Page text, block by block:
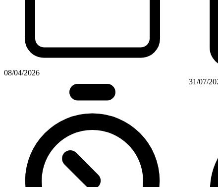
08/04/2026
31/07/